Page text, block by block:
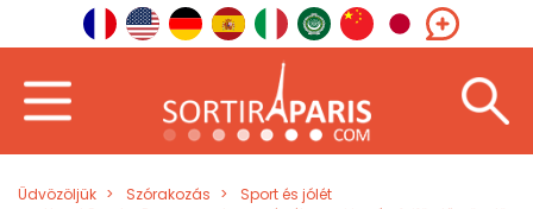
Üdvözöljük Szórakozás
Sport és jólét